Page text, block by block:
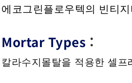
에코그린플로우텍의 빈티
Mortar Types :
칼라수지몰탈을 적용한 셀